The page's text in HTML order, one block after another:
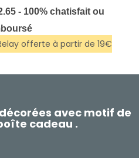
- 100% chatisfait ou
avec motif de
cadeau .